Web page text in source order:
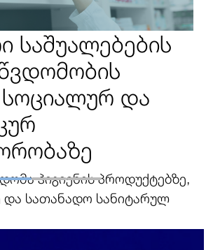
საშუალებების
და
ჰიგიენის პროდუქტებზე,
და სათანადო სანიტარულ